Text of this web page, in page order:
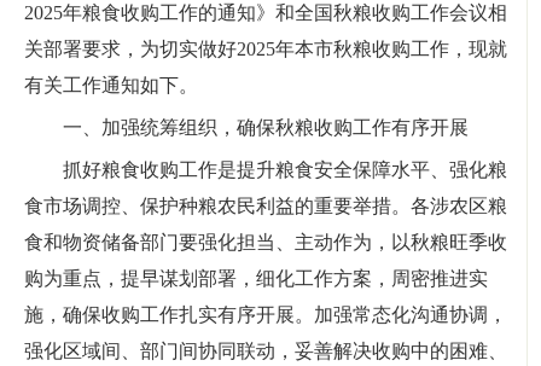
2025年粮食收购工作的通知》和全国秋粮收购工作会议相
关部署要求，为切实做好2025年本市秋粮收购工作，现就
有关工作通知如下。
一、加强统筹组织，确保秋粮收购工作有序开展
抓好粮食收购工作是提升粮食安全保障水平、强化粮
食市场调控、保护种粮农民利益的重要举措。各涉农区粮
食和物资储备部门要强化担当、主动作为，以秋粮旺季收
购为重点，提早谋划部署，细化工作方案，周密推进实
施，确保收购工作扎实有序开展。加强常态化沟通协调，
强化区域间、部门间协同联动，妥善解决收购中的困难、